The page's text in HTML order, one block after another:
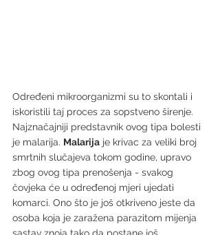
Određeni mikroorganizmi su to skontali i
iskoristili taj proces za sopstveno širenje.
Najznačajniji predstavnik ovog tipa bolesti
je malarija. Malarija je krivac za veliki broj
smrtnih slučajeva tokom godine, upravo
zbog ovog tipa prenošenja - svakog
čovjeka će u određenoj mjeri ujedati
komarci. Ono što je još otkriveno jeste da
osoba koja je zaražena parazitom mijenja
sastav znoja tako da postane još